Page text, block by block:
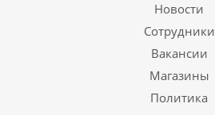
Новости
Сотрудники
Вакансии
Магазины
Политика